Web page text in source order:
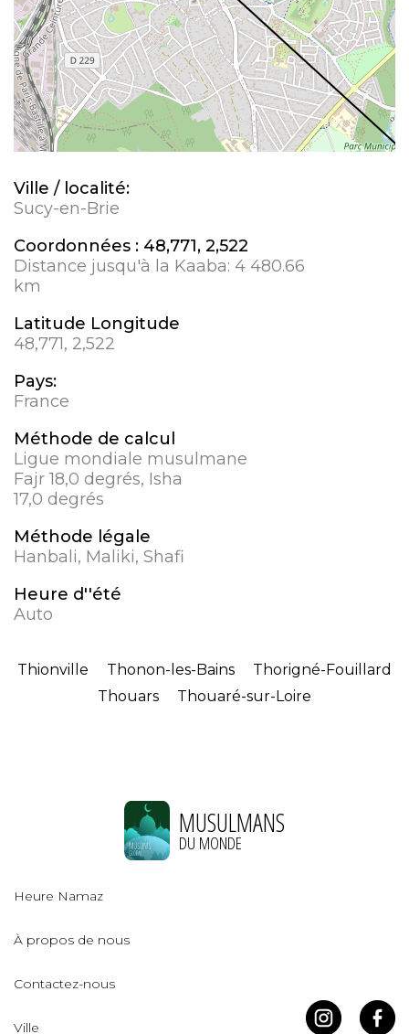
Ville / localité:
Sucy-en-Brie
Coordonnées : 48,771, 2,522
Distance jusqu'à la Kaaba: 4 480.66
km
Latitude Longitude
48,771, 2,522
Pays:
France
Méthode de calcul
Ligue mondiale musulmane
Fajr 18,0 degrés, Isha
17,0 degrés
Méthode légale
Hanbali, Maliki, Shafi
Heure d''été
Auto
Thionville Thonon-les-Bains
Thorigné-Fouillard
Thouars
Thouaré-sur-Loire
MUSULMANS
DU MONDE
Heure Namaz
À propos de nous
Contactez-nous
Ville